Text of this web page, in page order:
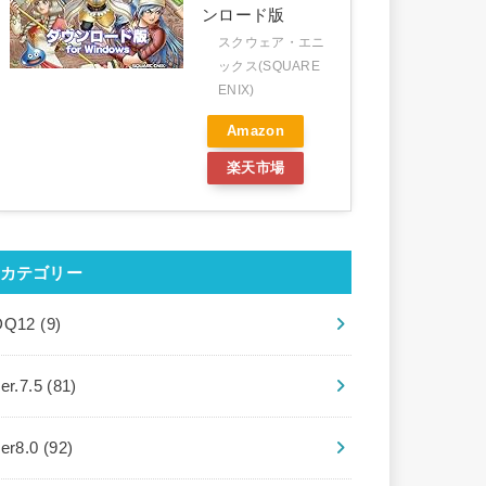
ンロード版
スクウェア・エニ
ックス(SQUARE
ENIX)
Amazon
楽天市場
カテゴリー
(9)
(81)
(92)